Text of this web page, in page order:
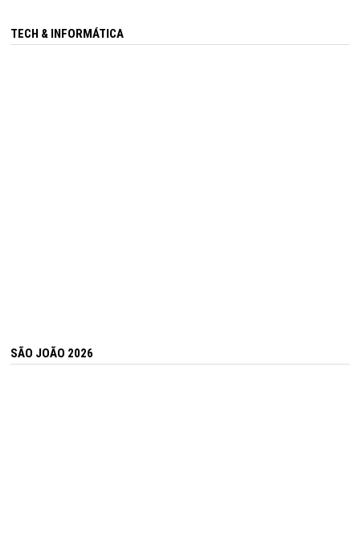
TECH & INFORMÁTICA
SÃO JOÃO 2026